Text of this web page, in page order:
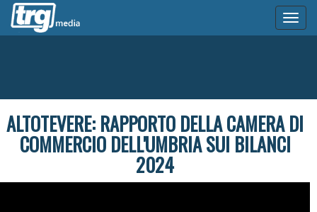
ALTOTEVERE: RAPPORTO DELLA CAMERA DI
COMMERCIO DELL'UMBRIA SUI BILANCI
2024